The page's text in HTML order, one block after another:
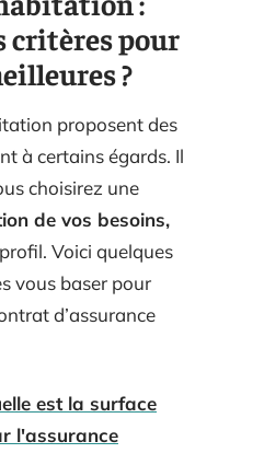
critères pour
?
proposent des
à certains égards. Il
choisirez une
de vos besoins,
Voici quelques
vous baser pour
d’assurance
est la surface
l'assurance